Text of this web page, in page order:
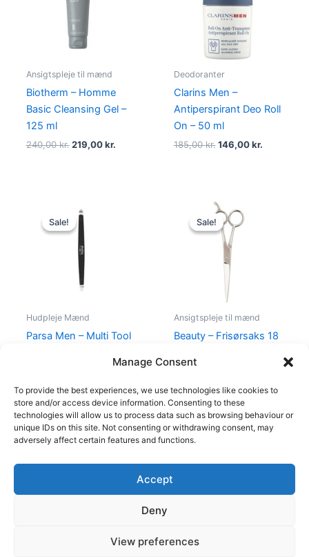
Manage Consent
To provide the best experiences, we use technologies like cookies to
store and/or access device information. Consenting to these
technologies will allow us to process data such as browsing behaviour or
unique IDs on this site. Not consenting or withdrawing consent, may
adversely affect certain features and functions.
Accept
Deny
View preferences
Ansigtspleje til mænd
Biotherm – Homme
Basic Cleansing Gel –
125 ml
240,00kr. 219,00kr.
Deodoranter
Clarins Men –
Antiperspirant Deo Roll
On – 50 ml
185,00kr. 146,00kr.
Sale!
Sale!
Hudpleje Mænd
Parsa Men – Multi Tool
price
was:
50,00 kr..
Sale!
Sale!
Ansigtspleje til mænd
Beauty – Frisørsaks 18
Original
price
was:
199,00 kr..
Copyright © 2026
Shop
Cookie Policy (EU)